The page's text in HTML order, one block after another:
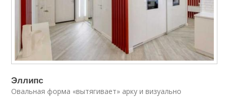
Эллипс
Овальная форма «вытягивает» арку и визуально